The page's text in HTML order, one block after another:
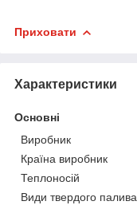
Приховати
Характеристики
Основні
Виробник
Країна виробник
Теплоносій
Види твердого палива